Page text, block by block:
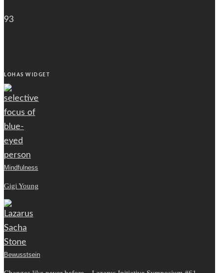
93
LOHAS WIDGET
Mindfulness
Gigi Young
Bewusstsein